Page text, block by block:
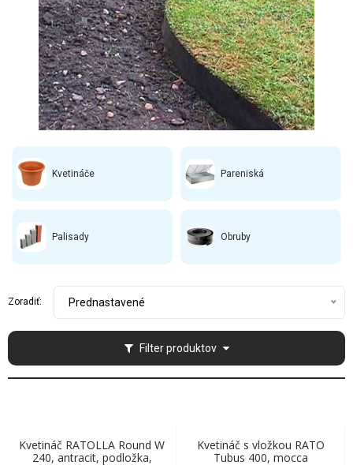
Kvetináče Pareniská
Palisady Obruby
Filter produktov
Zoradiť: Prednastavené
Kvetináč RATOLLA Round W
240, antracit, podložka,
Kvetináč s vložkou RATO
Tubus 400, mocca